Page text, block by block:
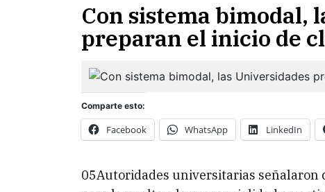
Con sistema bimodal,
preparan el inicio de
Comparte esto:
Facebook WhatsApp LinkedIn
05Autoridades universitarias señalaron